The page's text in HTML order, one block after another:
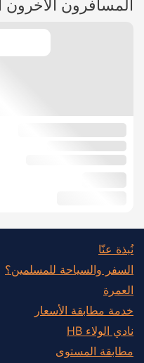
المسافرون الآخرون
نُبذة عنّا
السفر والسياحة للمسلمين؟
العمرة
خدمة مطابقة الأسعار
نادي الولاء HB
مطابقة المستوى